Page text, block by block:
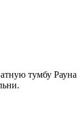
тумбу Рауна